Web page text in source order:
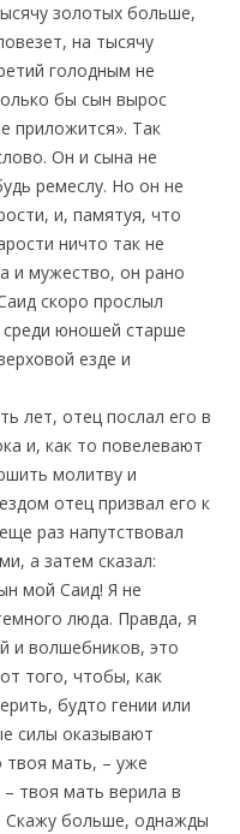
золотых больше,
на тысячу
голодным не
бы сын вырос
приложится». Так
Он и сына не
ремеслу. Но он не
и, памятуя, что
ничто так не
и мужество, он рано
скоро прослыл
среди юношей старше
езде и
лет, отец послал его в
и, как то повелевают
молитву и
отец призвал его к
раз напутствовал
а затем сказал:
мой Саид! Я не
люда. Правда, я
и волшебников, это
того, чтобы, как
будто гении или
силы оказывают
твоя мать, – уже
твоя мать верила в
Скажу больше, однажды